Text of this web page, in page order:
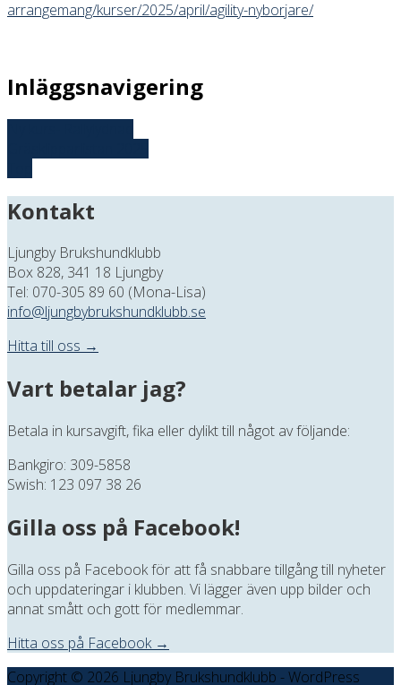
arrangemang/kurser/2025/april/agility-nyborjare/
Inläggsnavigering
Kontakt
Ljungby Brukshundklubb
Box 828, 341 18 Ljungby
Tel: 070-305 89 60 (Mona-Lisa)
info@ljungbybrukshundklubb.se
Hitta till oss →
Vart betalar jag?
Betala in kursavgift, fika eller dylikt till något av följande:
Bankgiro: 309-5858
Swish: 123 097 38 26
Gilla oss på Facebook!
Gilla oss på Facebook för att få snabbare tillgång till nyheter
och uppdateringar i klubben. Vi lägger även upp bilder och
annat smått och gott för medlemmar.
Hitta oss på Facebook →
Copyright © 2026 Ljungby Brukshundklubb - WordPress